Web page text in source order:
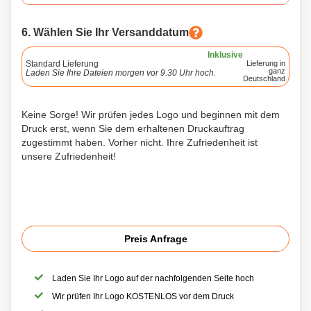
6. Wählen Sie Ihr Versanddatum
Inklusive
Standard Lieferung
Laden Sie Ihre Dateien morgen vor 9.30 Uhr hoch.
Lieferung in
ganz
Deutschland
Keine Sorge! Wir prüfen jedes Logo und beginnen mit dem
Druck erst, wenn Sie dem erhaltenen Druckauftrag
zugestimmt haben. Vorher nicht. Ihre Zufriedenheit ist
unsere Zufriedenheit!
Preis Anfrage
Laden Sie Ihr Logo auf der nachfolgenden Seite hoch
Wir prüfen Ihr Logo KOSTENLOS vor dem Druck